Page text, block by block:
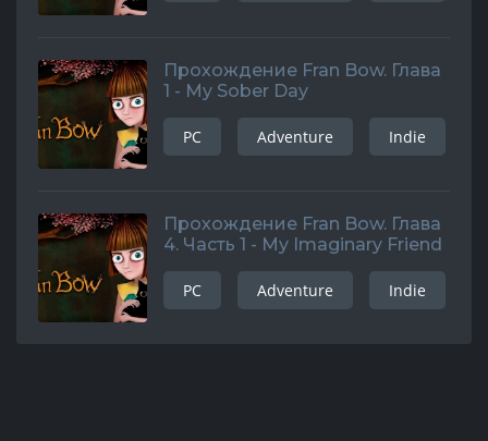
Прохождение Fran Bow. Глава
1 - My Sober Day
PC Adventure Indie
Прохождение Fran Bow. Глава
4. Часть 1 - My Imaginary Friend
PC Adventure Indie